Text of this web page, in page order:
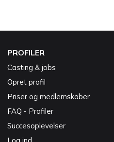
PROFILER
Casting & jobs
Opret profil
Priser og medlemskaber
FAQ - Profiler
Succesoplevelser